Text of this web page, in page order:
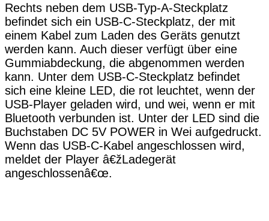
Rechts neben dem USB-Typ-A-Steckplatz
befindet sich ein USB-C-Steckplatz, der mit
einem Kabel zum Laden des Geräts genutzt
werden kann. Auch dieser verfügt über eine
Gummiabdeckung, die abgenommen werden
kann. Unter dem USB-C-Steckplatz befindet
sich eine kleine LED, die rot leuchtet, wenn der
USB-Player geladen wird, und wei, wenn er mit
Bluetooth verbunden ist. Unter der LED sind die
Buchstaben DC 5V POWER in Wei aufgedruckt.
Wenn das USB-C-Kabel angeschlossen wird,
meldet der Player â€žLadegerät
angeschlossenâ€œ.